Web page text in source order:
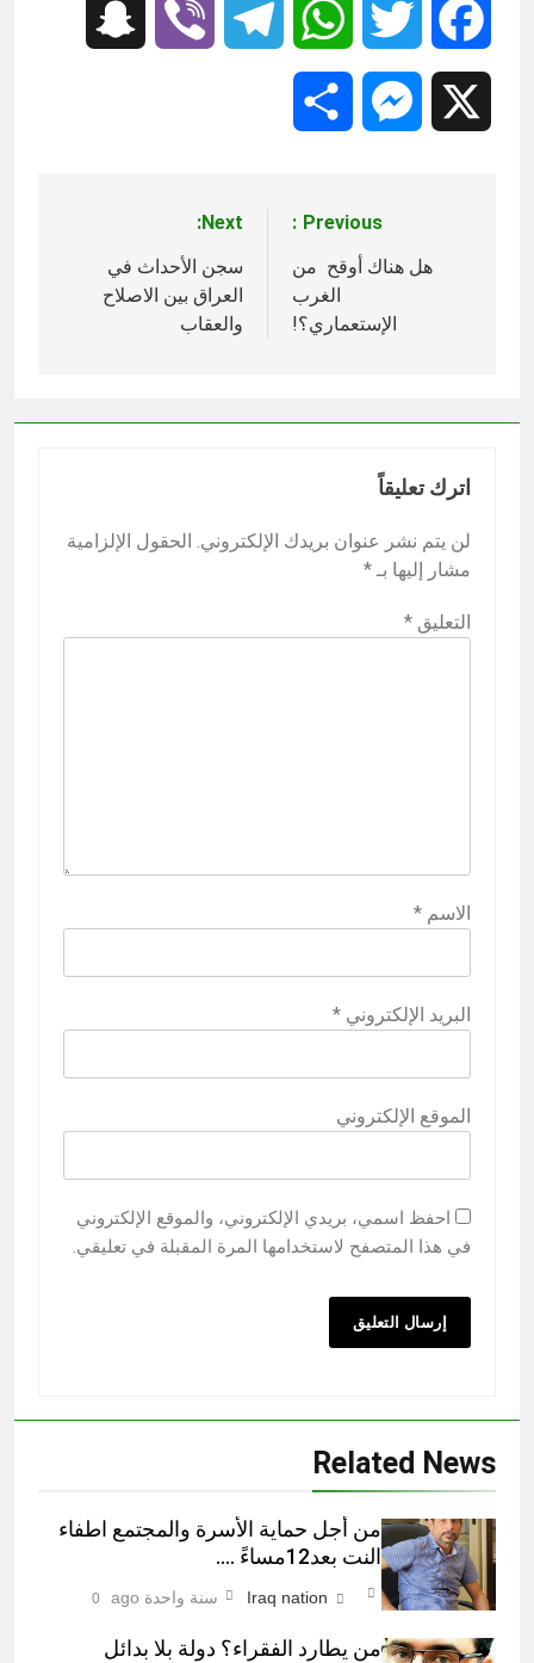
Facebook
Twitter
WhatsApp
Telegram
Viber
Messenger
المقالات
Previous:
هل هناك أوقح من
الغرب
الإستعماري؟!
Next:
سجن الأحداث في
العراق بين الاصلاح
والعقاب
اترك تعليقاً
لن يتم نشر عنوان بريدك الإلكتروني. الحقول الإلزامية
مشار إليها بـ *
التعليق *
الاسم *
البريد الإلكتروني *
الموقع الإلكتروني
احفظ اسمي، بريدي الإلكتروني، والموقع الإلكتروني
في هذا المتصفح لاستخدامها المرة المقبلة في تعليقي.
Related News
من أجل حماية الأسرة والمجتمع اطفاء
النت بعد12مساءً ….
Iraq nation سنة واحدة ago 0
من يطارد الفقراء؟ دولة بلا بدائل